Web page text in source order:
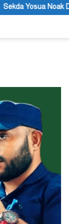
ASN Tolikara